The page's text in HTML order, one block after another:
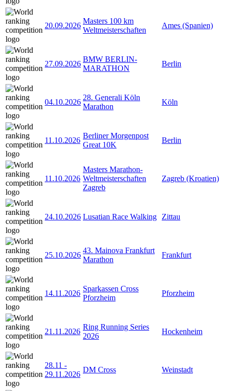
20.09.2026
Masters 100 km
Weltmeisterschaften
Ames (Spanien)
27.09.2026
BMW BERLIN-
MARATHON
Berlin
04.10.2026
28. Generali Köln
Marathon
Köln
11.10.2026
Berliner Morgenpost
Great 10K
Berlin
11.10.2026
Masters Marathon-
Weltmeisterschaften
Zagreb
Zagreb (Kroatien)
24.10.2026 Lusatian Race Walking Zittau
25.10.2026
43. Mainova Frankfurt
Marathon
Frankfurt
14.11.2026
Sparkassen Cross
Pforzheim
Pforzheim
21.11.2026
Ring Running Series
2026
Hockenheim
28.11 -
29.11.2026
DM Cross Weinstadt